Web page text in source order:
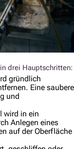
drei Hauptschritten:
gründlich
Eine saubere
und
wird in ein
Anlegen eines
auf der Oberfläche